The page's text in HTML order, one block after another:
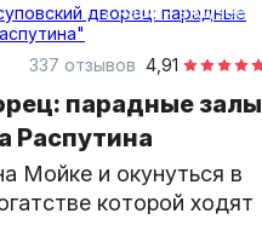
2 часа
в музее
4,91
337 отзывов
парадные залы
Распутина
Мойке и окунуться в
которой ходят